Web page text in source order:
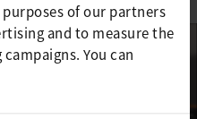
of our partners
and to measure the
You can